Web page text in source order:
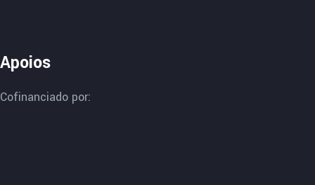
Apoios
Cofinanciado por: